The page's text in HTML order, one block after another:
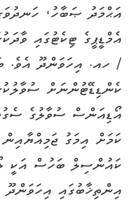
އަޙްމަދު ޞަބާހު،
އެމްޑީޕީގެ ޓިކެޓުގައި
ކެންޑިޑޭޓުންނަށް
އޯޑިއަންސް ސުވާލުގެ
ކަމަށް އިމަގު
ކައުންސިލް ބަހުސް އަކީ
އިންތިޚާބުގައި